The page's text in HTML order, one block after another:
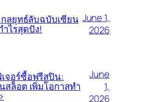
กลยุทธ์ลับฉบับเซียน
ไรสุดปัง!
June 1,
2026
เจอร์ซื้อฟรีสปิน:
สล็อต เพิ่มโอกาสทำ
June
1,
2026